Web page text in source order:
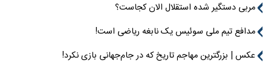
مربی دستگیر شده استقلال الان کجاست؟
مدافع تیم ملی سوئیس یک نابغه ریاضی است!
عکس | بزرگترین مهاجم تاریخ که در جام‌جهانی بازی نکرد!